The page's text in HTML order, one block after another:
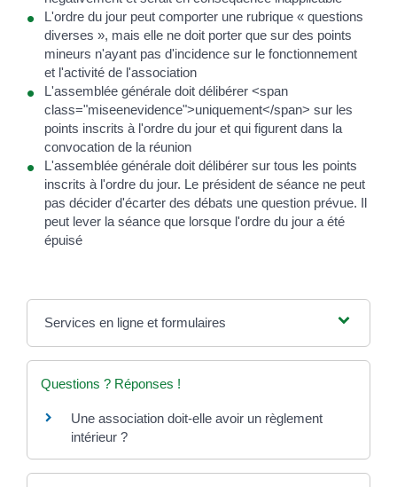
L'ordre du jour peut comporter une rubrique « questions
diverses », mais elle ne doit porter que sur des points
mineurs n'ayant pas d'incidence sur le fonctionnement
et l'activité de l'association
L'assemblée générale doit délibérer <span
class="miseenevidence">uniquement</span> sur les
points inscrits à l'ordre du jour et qui figurent dans la
convocation de la réunion
L'assemblée générale doit délibérer sur tous les points
inscrits à l'ordre du jour. Le président de séance ne peut
pas décider d'écarter des débats une question prévue. Il
peut lever la séance que lorsque l'ordre du jour a été
épuisé
Services en ligne et formulaires
Questions ? Réponses !
Une association doit-elle avoir un règlement
intérieur ?